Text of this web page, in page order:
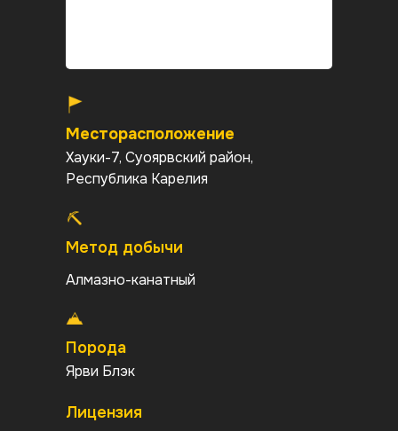
Месторасположение
Хауки-7, Суоярвский район,
Республика Карелия
Метод добычи
Алмазно-канатный
Порода
Ярви Блэк
Лицензия